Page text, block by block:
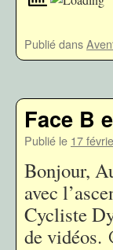
Publié dans
Face B
Publié le 17
Bonjour,
avec
Cycliste
de vidéos.